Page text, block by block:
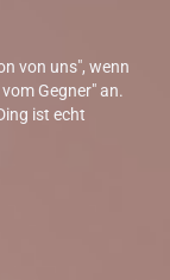
von uns", wenn
Gegner" an.
ist echt